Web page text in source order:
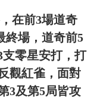
在前3場道奇
終場，道奇前5
零星安打，打
觀紅雀，面對
3及第5局皆攻